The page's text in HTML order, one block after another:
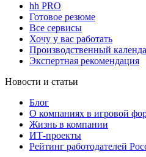
hh PRO
Готовое резюме
Все сервисы
Хочу у вас работать
Производственный
Экспертная рекомендация
Новости и статьи
Блог
О компаниях в игровой
Жизнь в компании
ИТ-проекты
Рейтинг работодателей